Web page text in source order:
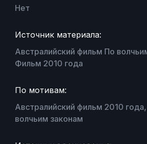
Нет
Источник материала:
Австралийский фильм По
Фильм 2010 года
По мотивам:
Австралийский фильм 2010
волчьим законам